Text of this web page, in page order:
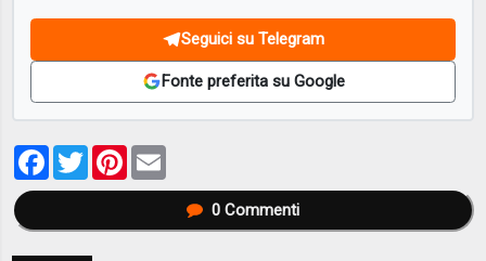
Seguici su Telegram
Fonte preferita su Google
Facebook
TwitterPinterest
0Commenti